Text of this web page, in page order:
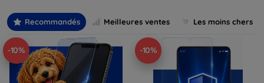
Recommandés Meilleures ventes Les moins chers
-10% -10%